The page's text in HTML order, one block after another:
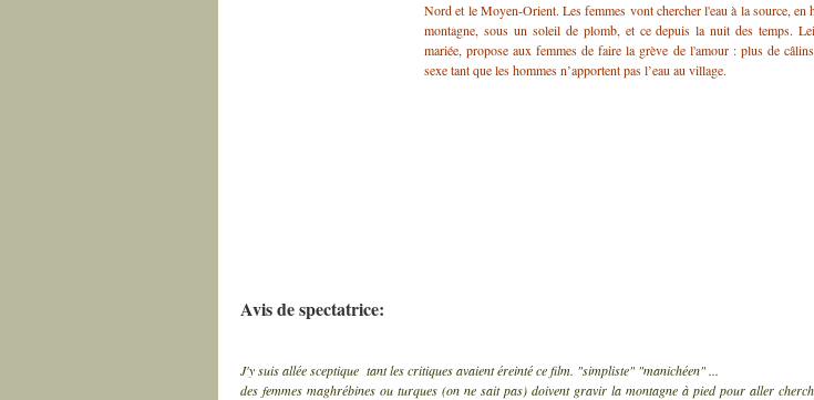
Nord et le Moyen-Orient. Les femmes vont chercher l'eau à la source, en
montagne, sous un soleil de plomb, et ce depuis la nuit des temps.
mariée, propose aux femmes de faire la grève de l'amour : plus de
sexe tant que les hommes n’apportent pas l’eau au village.
Avis de spectatrice:
J'y suis allée sceptique tant les critiques avaient éreinté ce film. "simpliste" "manichéen" ...
des femmes maghrébines ou turques (on ne sait pas) doivent gravir la montagne à pied pour aller